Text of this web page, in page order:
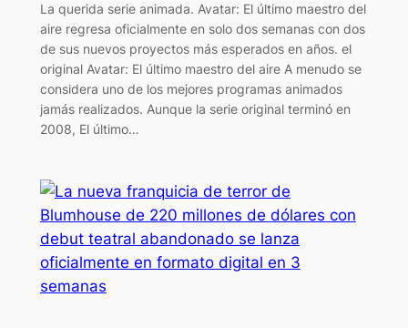
La querida serie animada. Avatar: El último maestro del
aire regresa oficialmente en solo dos semanas con dos
de sus nuevos proyectos más esperados en años. el
original Avatar: El último maestro del aire A menudo se
considera uno de los mejores programas animados
jamás realizados. Aunque la serie original terminó en
2008, El último…